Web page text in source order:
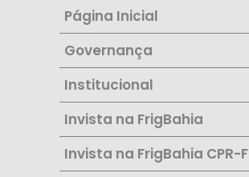
Página Inicial
Governança
Institucional
Invista na FrigBahia
Invista na FrigBahia CPR-F